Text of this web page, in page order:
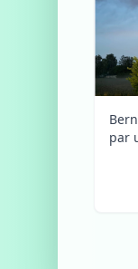
par